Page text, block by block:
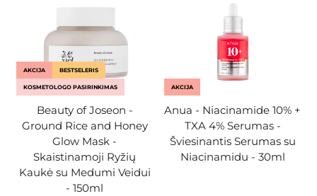
AKCIJA BESTSELERIS
KOSMETOLOGO PASIRINKIMAS
Beauty of Joseon -
Ground Rice and Honey
Glow Mask -
Skaistinamoji Ryžių
Kaukė su Medumi Veidui
- 150ml
AKCIJA
Anua - Niacinamide 10% +
TXA 4% Serumas -
Šviesinantis Serumas su
Niacinamidu - 30ml